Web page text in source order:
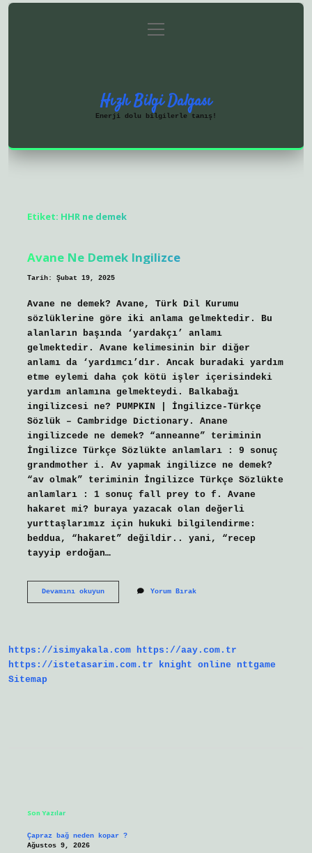
Gizlilik Politikası
menüyü
aç
Hızlı Bilgi Dalgası
Enerji dolu bilgilerle tanış!
Etiket: HHR ne demek
Avane Ne Demek Ingilizce
Tarih: Şubat 19, 2025
Avane ne demek? Avane, Türk Dil Kurumu
sözlüklerine göre iki anlama gelmektedir. Bu
alanların başında ‘yardakçı’ anlamı
gelmektedir. Avane kelimesinin bir diğer
anlamı da ‘yardımcı’dır. Ancak buradaki yardım
etme eylemi daha çok kötü işler içerisindeki
yardım anlamına gelmekteydi. Balkabağı
ingilizcesi ne? PUMPKIN | İngilizce-Türkçe
Sözlük – Cambridge Dictionary. Anane
ingilizcede ne demek? “anneanne” teriminin
İngilizce Türkçe Sözlükte anlamları : 9 sonuç
grandmother i. Av yapmak ingilizce ne demek?
“av olmak” teriminin İngilizce Türkçe Sözlükte
anlamları : 1 sonuç fall prey to f. Avane
hakaret mi? buraya yazacak olan değerli
yurttaşlarımız için hukuki bilgilendirme:
beddua, “hakaret” değildir.. yani, “recep
tayyip erdoğan…
Devamını okuyunAvane
Yorum Bırak
https://isimyakala.com https://aay.com.tr
https://istetasarim.com.tr
knight online
nttgame
Sitemap
Son Yazılar
Çapraz bağ neden kopar ?
Ağustos 9, 2026